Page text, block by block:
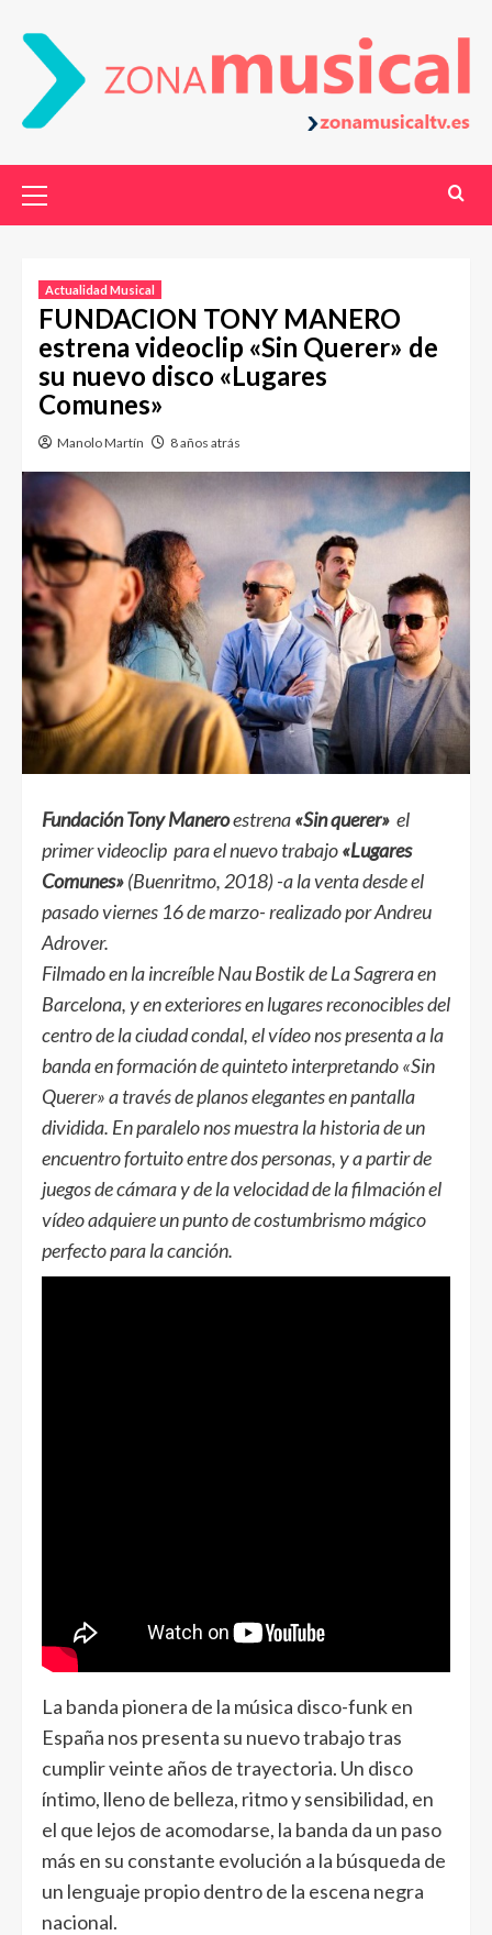
Actualidad Musical
FUNDACION TONY MANERO
estrena videoclip «Sin Querer» de
su nuevo disco «Lugares
Comunes»
Manolo Martín 8 años atrás
Fundación Tony Maneroestrena«Sin querer» el
primer videoclip para el nuevo trabajo«Lugares
Comunes»(Buenritmo, 2018)-a la venta desde el
pasado viernes 16 de marzo- realizado por Andreu
Adrover.
Filmado en la increíble Nau Bostik de La Sagrera en
Barcelona, y en exteriores en lugares reconocibles del
centro de la ciudad condal, el vídeo nos presenta a la
banda en formación de quinteto interpretando «Sin
Querer» a través de planos elegantes en pantalla
dividida. En paralelo nos muestra la historia de un
encuentro fortuito entre dos personas, y a partir de
juegos de cámara y de la velocidad de la filmación el
vídeo adquiere un punto de costumbrismo mágico
perfecto para la canción.
La banda pionera de la música disco-funk en
España nos presenta su nuevo trabajo tras
cumplir veinte años de trayectoria. Un disco
íntimo, lleno de belleza, ritmo y sensibilidad, en
el que lejos de acomodarse, la banda da un paso
más en su constante evolución a la búsqueda de
un lenguaje propio dentro de la escena negra
nacional.